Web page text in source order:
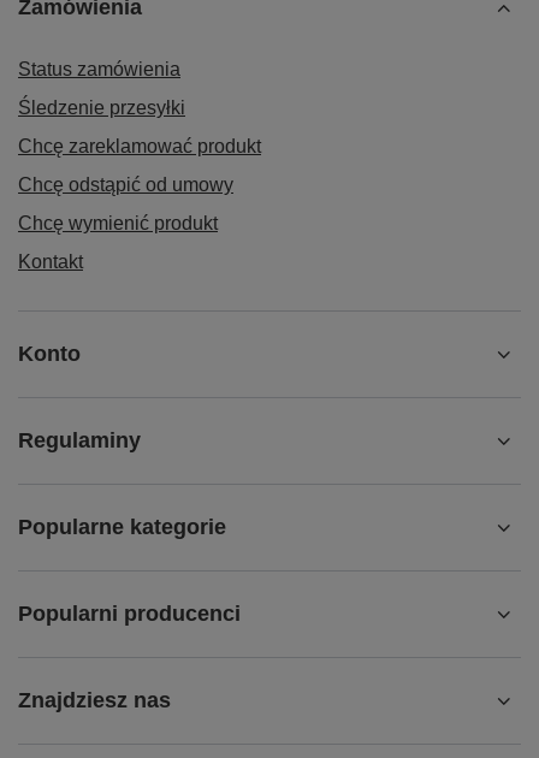
Zamówienia
Status zamówienia
Śledzenie przesyłki
Chcę zareklamować produkt
Chcę odstąpić od umowy
Chcę wymienić produkt
Kontakt
Konto
Regulaminy
Popularne kategorie
Popularni producenci
Znajdziesz nas